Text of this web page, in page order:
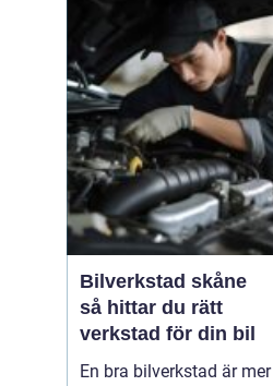
kalla vintrar, saltade
vägar och snabba
skiftningar i temperatur,
ställs bilen inför extra
hårda påfrestningar.
Därfö...
Bilverkstad skåne
så hittar du rätt
verkstad för din bil
En bra bilverkstad är mer